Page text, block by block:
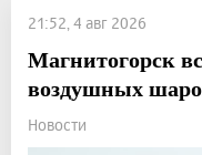
21:52, 4 авг 2026
Магнитогорск
воздушных
Новости